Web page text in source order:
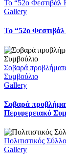
Το “52ο
Gallery
Το “52ο
Σοβαρά
Συμβούλιο
Gallery
Σοβαρά
Περιφερειακό
Πολιτιστικός
Gallery